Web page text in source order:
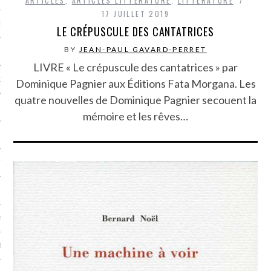
EN VOD
17 JUILLET 2019
LE CRÉPUSCULE DES CANTATRICES
BY JEAN-PAUL GAVARD-PERRET
LIVRE « Le crépuscule des cantatrices » par
Dominique Pagnier aux Éditions Fata Morgana. Les
quatre nouvelles de Dominique Pagnier secouent la
mémoire et les rêves…